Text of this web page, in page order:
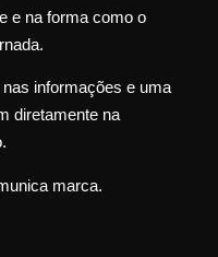
e na forma como o
informações e uma
diretamente na
marca.